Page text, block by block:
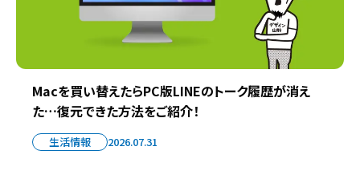
Macを買い替えたらPC版LINEのトーク履歴が消え
た…復元できた方法をご紹介！
生活情報 2026.07.31